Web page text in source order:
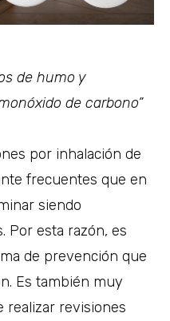
de humo y
de carbono”
por inhalación de
frecuentes que en
siendo
Por esta razón, es
de prevención que
Es también muy
realizar revisiones